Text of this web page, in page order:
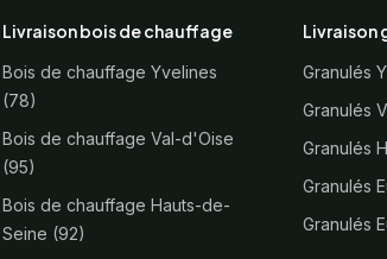
Livraison bois de chauffage
Bois de chauffage Yvelines
(78)
Bois de chauffage Val-d'Oise
(95)
Bois de chauffage Hauts-de-
Seine (92)
Livraison
Granulés
Granulés
Granulés
Granulés
Granulés